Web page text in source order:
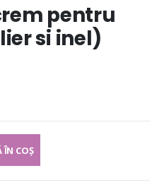
pentru
si inel)
ÎN COȘ